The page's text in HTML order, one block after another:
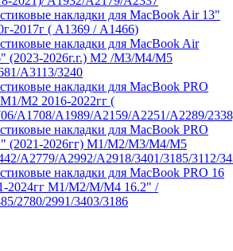
накладки для MacBook Air 13"
2017г ( А1369 / А1466)
накладки для MacBook Air
(2023-2026г.г.) M2 /M3/M4/M5
A3113/3240
накладки для MacBook PRO
M2 2016-2022гг (
A1708/A1989/A2159/A2251/A2289/
накладки для MacBook PRO
(2021-2026гг) M1/M2/M3/M4/M5
A2779/A2992/A2918/3401/3185/3112/
накладки для MacBook PRO 16
2024гг M1/M2/M/M4 16.2" /
2780/2991/3403/3186